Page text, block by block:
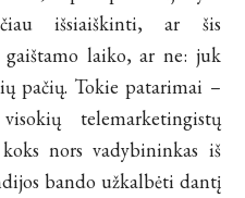
išsiaiškinti, ar šis
gaištamo laiko, ar ne: juk
pačių. Tokie patarimai –
telemarketingistų
nors vadybininkas iš
bando užkalbėti dantį